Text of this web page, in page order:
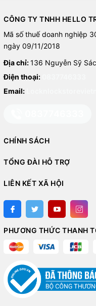
CÔNG TY TNHH HELLO
Mã số thuế doanh nghiệp
ngày 09/11/2018
Địa chỉ:136 Nguyễn Sỹ
Điện thoại:
Email:
CHÍNH SÁCH
TỔNG ĐÀI HỖ TRỢ
LIÊN KẾT XÃ HỘI
PHƯƠNG THỨC THANH